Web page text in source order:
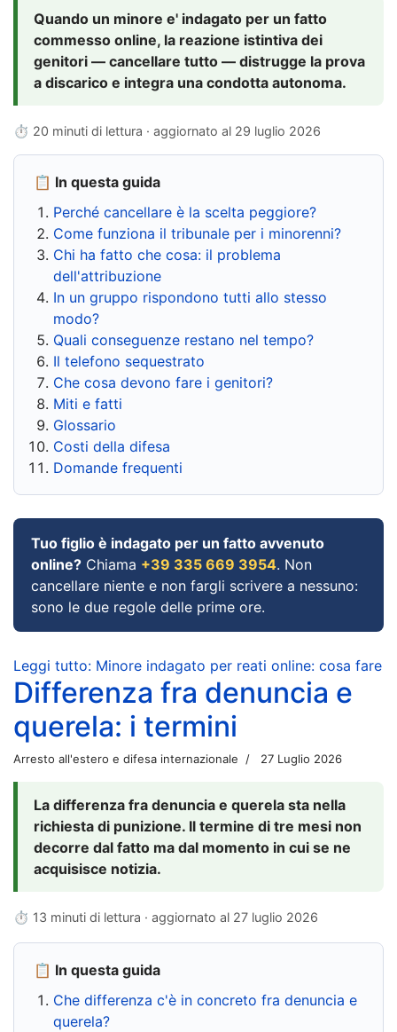
Quando un minore e' indagato per un fatto
commesso online, la reazione istintiva dei
genitori — cancellare tutto — distrugge la prova
a discarico e integra una condotta autonoma.
⏱ 20 minuti di lettura · aggiornato al 29 luglio 2026
📋 In questa guida
Perché cancellare è la scelta peggiore?
Come funziona il tribunale per i minorenni?
Chi ha fatto che cosa: il problema
dell'attribuzione
In un gruppo rispondono tutti allo stesso
modo?
Quali conseguenze restano nel tempo?
Il telefono sequestrato
Che cosa devono fare i genitori?
Miti e fatti
Glossario
Costi della difesa
Domande frequenti
Tuo figlio è indagato per un fatto avvenuto
online? Chiama +39 335 669 3954. Non
cancellare niente e non fargli scrivere a nessuno:
sono le due regole delle prime ore.
Leggi tutto: Minore indagato per reati online: cosa fare
Differenza fra denuncia e
querela: i termini
Arresto all'estero e difesa internazionale 27 Luglio 2026
La differenza fra denuncia e querela sta nella
richiesta di punizione. Il termine di tre mesi non
decorre dal fatto ma dal momento in cui se ne
acquisisce notizia.
⏱ 13 minuti di lettura · aggiornato al 27 luglio 2026
📋 In questa guida
Che differenza c'è in concreto fra denuncia e
querela?